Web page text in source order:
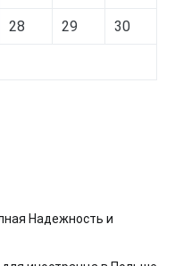
28 29 30
Надежность и